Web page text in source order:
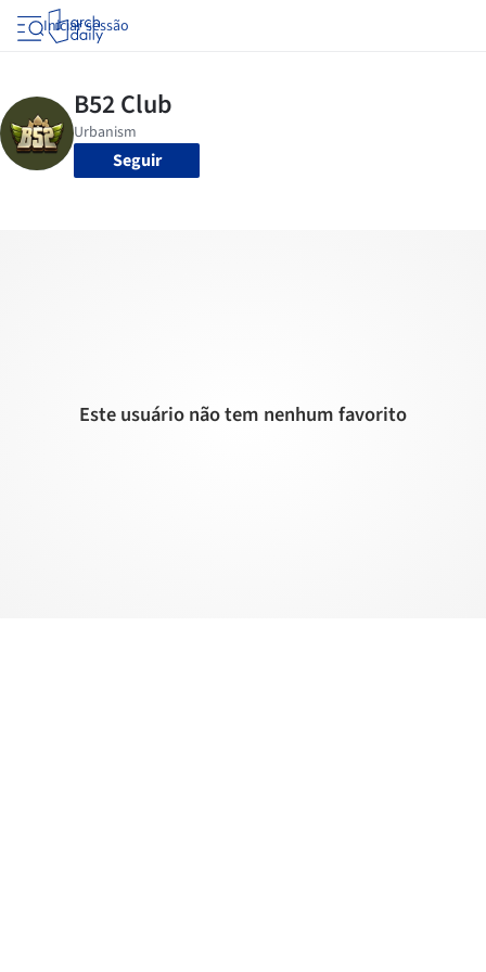
Iniciar sessão
Seguir
Este usuário não tem nenhum favorito